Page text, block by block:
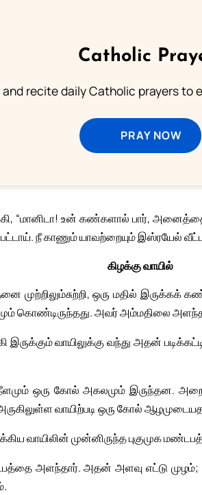
Catholic
and recite daily Catholic prayers to
PRAY NOW
“மானிடா! உன் கண்களால் பார்,
நீ காணும் யாவற்றையும் இஸ்ரயேல்
கிழக்கு வாயில்
முற்றிலும்சுற்றி, ஒரு மதில்
கொண்டிருந்தது. அவர் அம்மதிலை
வாயிலுக்கு வந்து அதன்
ஒரு கோல் அகலமும் இருந்தன.
வாயிற்படி ஒரு கோல்
வாயிலின் முன்னிருந்த புகுமுக
அளந்தார். அதன் அளவு எட்டு